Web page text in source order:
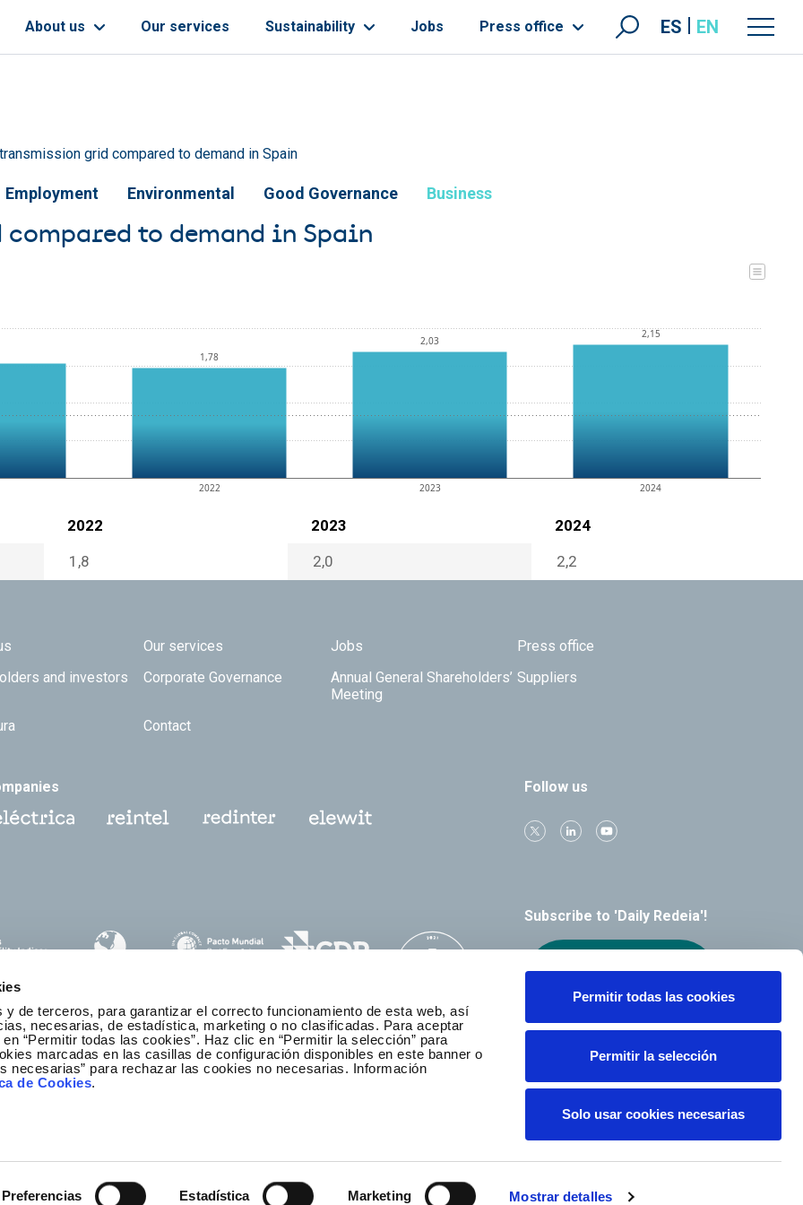
de terceros, para garantizar el correcto funcionamiento de esta web, así
necesarias, de estadística, marketing o no clasificadas. Para aceptar
“Permitir todas las cookies”. Haz clic en “Permitir la selección” para
marcadas en las casillas de configuración disponibles en este banner o
necesarias” para rechazar las cookies no necesarias. Información
de Cookies.
Preferencias Estadística Marketing Mostrar detalles
Permitir todas las cookies
Permitir la selección
Solo usar cookies necesarias
About us Our services Sustainability Jobs Press office ES EN
grid compared to demand in Spain
Employment Environmental Good Governance Business
to demand in Spain
2022 2023 2024
1,78
2,03
2,15
2022 2023
2024
1,8 2,0 2,2
Our services Jobs
Press office
and investors
Corporate Governance
Annual General Shareholders’
Meeting
Suppliers
Contact
Follow us
Subscribe to 'Daily Redeia'!
Receive our
alerts by email
and Compliance Channel
Legal notice Privacy policy Redeia © All rights reserved